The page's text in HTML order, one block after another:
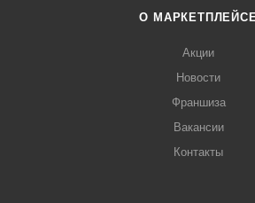
О
Акции
Новости
Франшиза
Вакансии
Контакты